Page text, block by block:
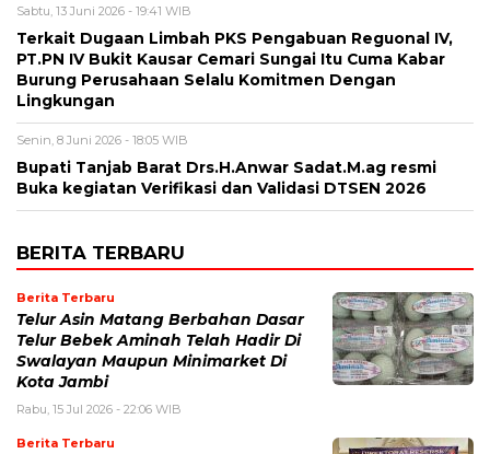
Sabtu, 13 Juni 2026 - 19:41 WIB
Terkait Dugaan Limbah PKS Pengabuan Reguonal IV,
PT.PN IV Bukit Kausar Cemari Sungai Itu Cuma Kabar
Burung Perusahaan Selalu Komitmen Dengan
Lingkungan
Senin, 8 Juni 2026 - 18:05 WIB
Bupati Tanjab Barat Drs.H.Anwar Sadat.M.ag resmi
Buka kegiatan Verifikasi dan Validasi DTSEN 2026
BERITA TERBARU
Berita Terbaru
Telur Asin Matang Berbahan Dasar
Telur Bebek Aminah Telah Hadir Di
Swalayan Maupun Minimarket Di
Kota Jambi
Rabu, 15 Jul 2026 - 22:06 WIB
Berita Terbaru